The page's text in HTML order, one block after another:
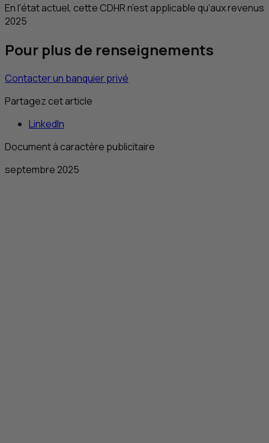
En l’état actuel, cette CDHR n’est applicable qu’aux revenus
2025
Pour plus de renseignements
Contacter un banquier privé
Partagez cet article
LinkedIn
Document à caractère publicitaire
septembre 2025